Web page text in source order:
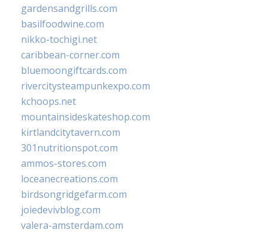
gardensandgrills.com
basilfoodwine.com
nikko-tochigi.net
caribbean-corner.com
bluemoongiftcards.com
rivercitysteampunkexpo.com
kchoops.net
mountainsideskateshop.com
kirtlandcitytavern.com
301nutritionspot.com
ammos-stores.com
loceanecreations.com
birdsongridgefarm.com
joiedevivblog.com
valera-amsterdam.com